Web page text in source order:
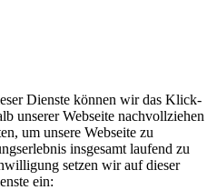
Dienste können wir das Klick-
unserer Webseite nachvollziehen
um unsere Webseite zu
insgesamt laufend zu
setzen wir auf dieser
ein: